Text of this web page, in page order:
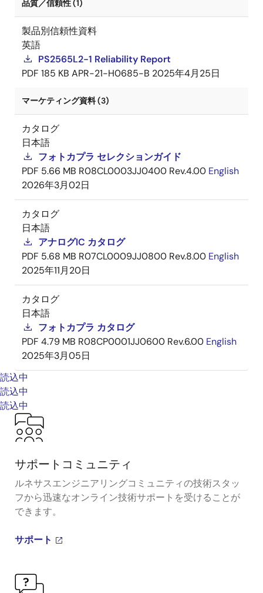
品質／信頼性 (1)
製品別信頼性資料
英語
PS2565L2-1 Reliability Report
PDF 185 KB APR-21-H0685-B 2025年4月25日
マーケティング資料 (3)
カタログ
日本語
フォトカプラ セレクションガイド
PDF 5.66 MB R08CL0003JJ0400 Rev.4.00 English
2026年3月02日
カタログ
日本語
アナログIC カタログ
PDF 5.68 MB R07CL0009JJ0800 Rev.8.00 English
2025年11月20日
カタログ
日本語
フォトカプラ カタログ
PDF 4.79 MB R08CP0001JJ0600 Rev.6.00 English
2025年3月05日
読込中
読込中
読込中
サポートコミュニティ
ルネサスエンジニアリングコミュニティの技術スタッ
フから迅速なオンライン技術サポートを受けることが
できます。
サポート